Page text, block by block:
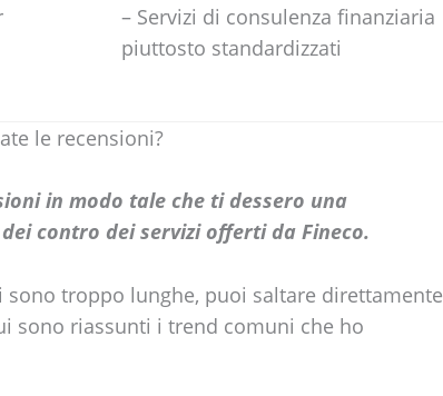
– Servizi di consulenza finanziaria
piuttosto standardizzati
le recensioni?
in modo tale che ti dessero una
contro dei servizi offerti da Fineco.
troppo lunghe, puoi saltare direttamente
sono riassunti i trend comuni che ho